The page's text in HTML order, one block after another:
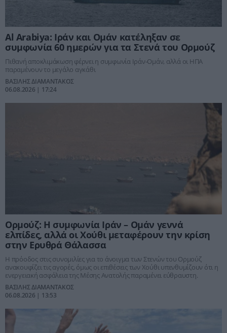
Al Arabiya: Ιράν και Ομάν κατέληξαν σε
συμφωνία 60 ημερών για τα Στενά του Ορμούζ
Πιθανή αποκλιμάκωση φέρνει η συμφωνία Ιράν-Ομάν, αλλά οι ΗΠΑ
παραμένουν το μεγάλο αγκάθι
ΒΑΣΙΛΗΣ ΔΙΑΜΑΝΤΑΚΟΣ
06.08.2026 | 17:24
Ορμούζ: Η συμφωνία Ιράν – Ομάν γεννά
ελπίδες, αλλά οι Χούθι μεταφέρουν την κρίση
στην Ερυθρά Θάλασσα
Η πρόοδος στις συνομιλίες για το άνοιγμα των Στενών του Ορμούζ
ανακουφίζει τις αγορές, όμως οι επιθέσεις των Χούθι υπενθυμίζουν ότι η
ενεργειακή ασφάλεια της Μέσης Ανατολής παραμένει εύθραυστη.
ΒΑΣΙΛΗΣ ΔΙΑΜΑΝΤΑΚΟΣ
06.08.2026 | 13:53